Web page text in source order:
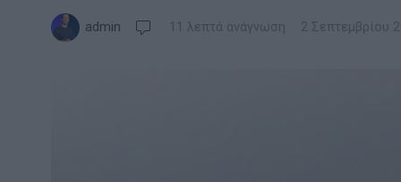
admin 11 λεπτά ανάγνωση 2 Σεπτεμβρίου